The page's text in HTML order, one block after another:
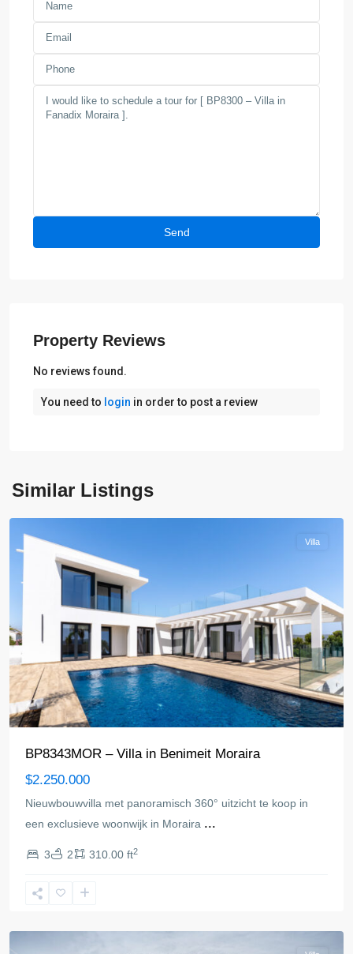
Property Reviews
No reviews found.
You need to login in order to post a review
Similar Listings
Moraira
Villa
BP8343MOR – Villa in Benimeit Moraira
$2.250.000
Nieuwbouwvilla met panoramisch 360° uitzicht te koop in
een exclusieve woonwijk in Moraira ...
3 2 310.00 ft2